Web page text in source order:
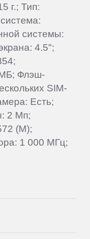
г.; Тип:
системы:
4.5";
Флэш-
SIM-
Есть;
2 Мп;
(M);
1 000 МГц;